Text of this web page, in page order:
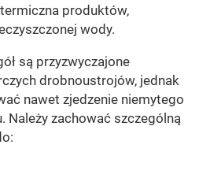
produktów,
wody.
są przyzwyczajone
drobnoustrojów, jednak
nawet zjedzenie niemytego
Należy zachować szczególną